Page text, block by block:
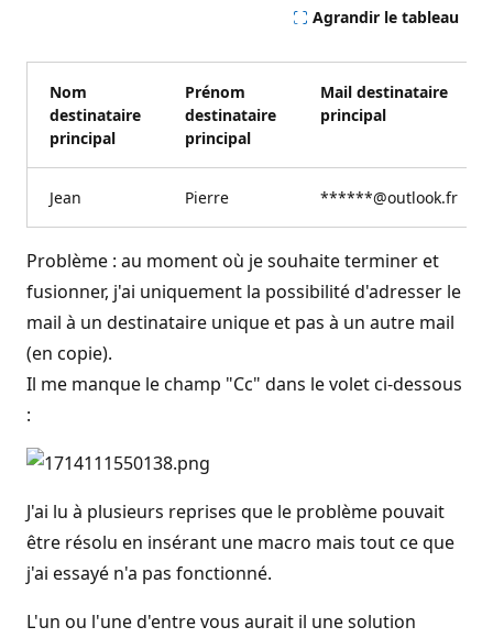
Agrandir le tableau
Nom
destinataire
principal
Prénom
destinataire
principal
Mail destinataire
principal
Jean Pierre ******@outlook.fr
Problème : au moment où je souhaite terminer et
fusionner, j'ai uniquement la possibilité d'adresser le
mail à un destinataire unique et pas à un autre mail
(en copie).
Il me manque le champ "Cc" dans le volet ci-dessous
:
J'ai lu à plusieurs reprises que le problème pouvait
être résolu en insérant une macro mais tout ce que
j'ai essayé n'a pas fonctionné.
L'un ou l'une d'entre vous aurait il une solution